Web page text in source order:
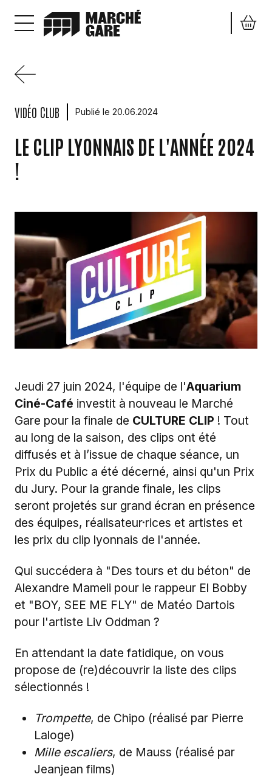
VIDÉO CLUB Publié le 20.06.2024
LE CLIP LYONNAIS DE L'ANNÉE 2024
!
Jeudi 27 juin 2024, l'équipe de l'Aquarium
Ciné-Café investit à nouveau le Marché
Gare pour la finale de CULTURE CLIP ! Tout
au long de la saison, des clips ont été
diffusés et à l’issue de chaque séance, un
Prix du Public a été décerné, ainsi qu'un Prix
du Jury. Pour la grande finale, les clips
seront projetés sur grand écran en présence
des équipes, réalisateur·rices et artistes et
les prix du clip lyonnais de l'année.
Qui succédera à "Des tours et du béton" de
Alexandre Mameli pour le rappeur El Bobby
et "BOY, SEE ME FLY" de Matéo Dartois
pour l'artiste Liv Oddman ?
En attendant la date fatidique, on vous
propose de (re)découvrir la liste des clips
sélectionnés !
Trompette, de Chipo (réalisé par Pierre
Laloge)
Mille escaliers, de Mauss (réalisé par
Jeanjean films)